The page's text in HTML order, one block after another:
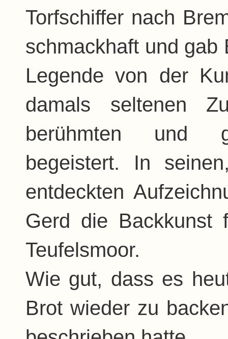
Torfschiffer nach
schmackhaft und gab
Legende von der
damals seltenen
berühmten und
begeistert. In
entdeckten
Gerd die Backkunst
Teufelsmoor.
Wie gut, dass es
Brot wieder zu